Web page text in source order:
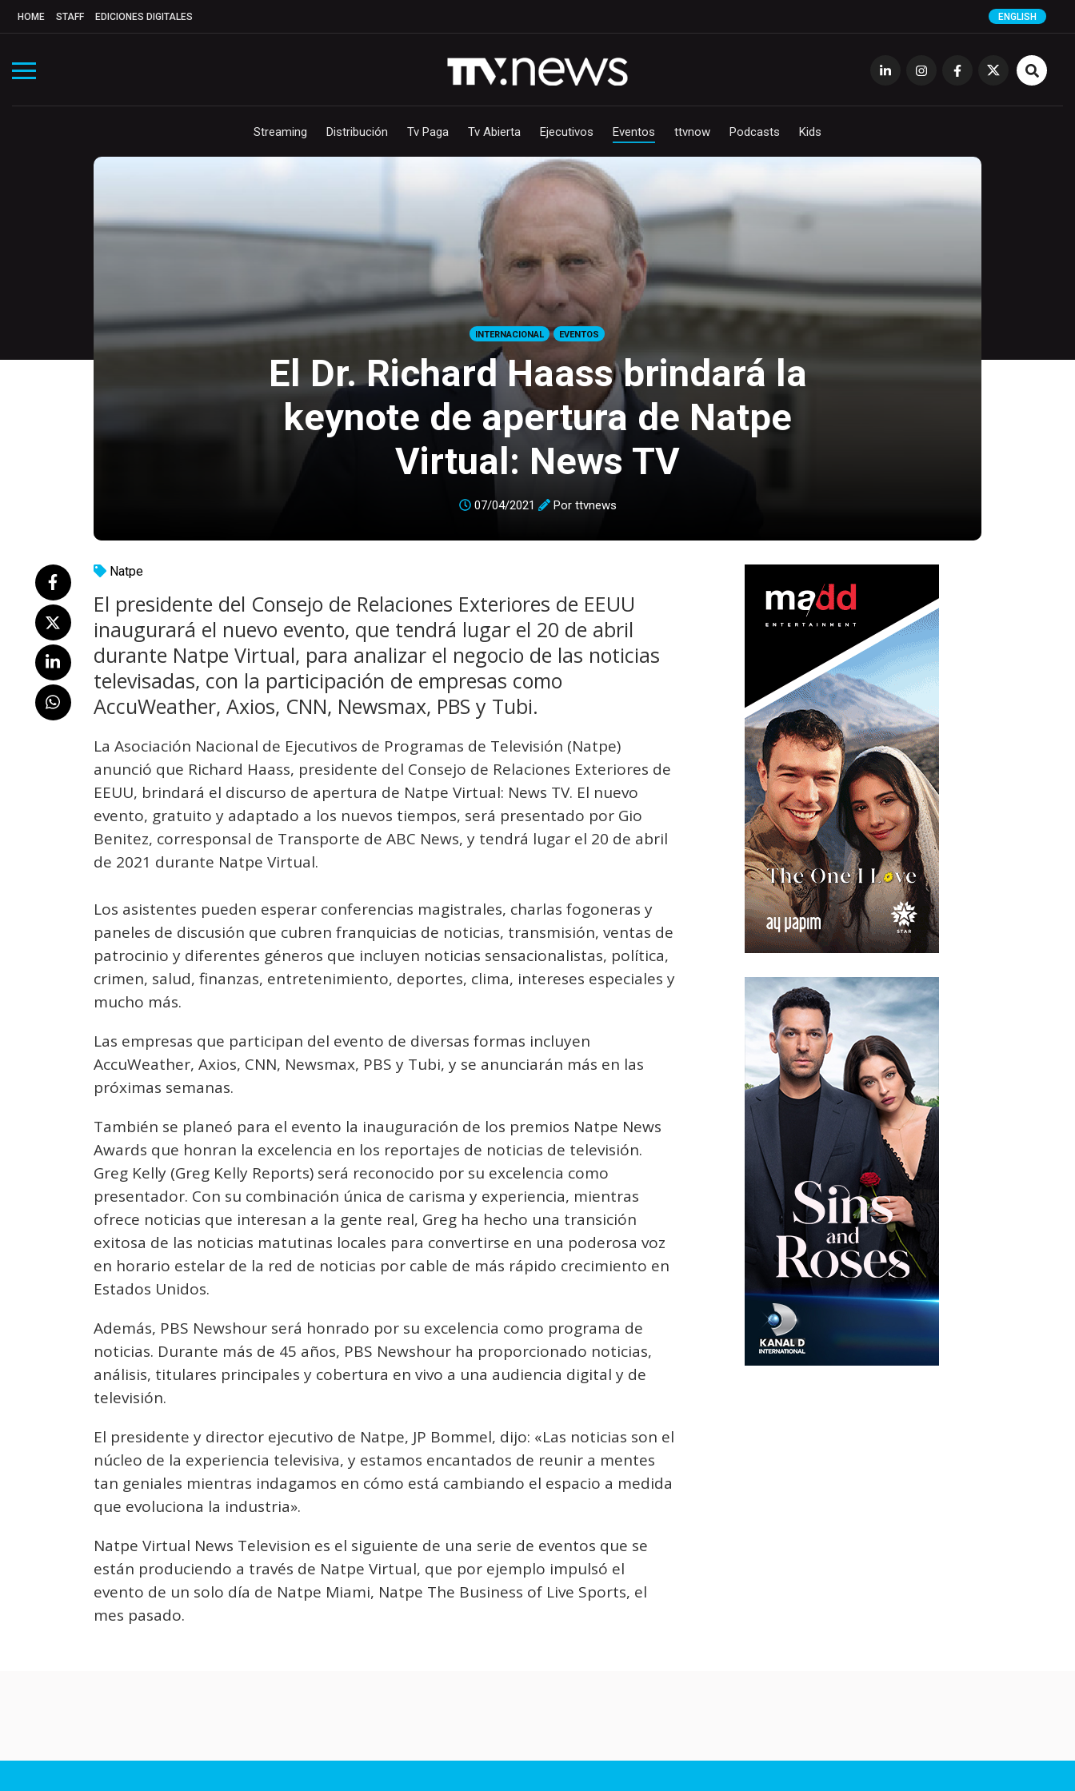
HOME STAFF EDICIONES DIGITALES ENGLISH
Streaming Distribución Tv Paga Tv Abierta Ejecutivos Eventos ttvnow Podcasts Kids
INTERNACIONAL EVENTOS
El Dr. Richard Haass brindará la
keynote de apertura de Natpe
Virtual: News TV
07/04/2021 Por ttvnews
Natpe
El presidente del Consejo de Relaciones Exteriores de EEUU
inaugurará el nuevo evento, que tendrá lugar el 20 de abril
durante Natpe Virtual, para analizar el negocio de las noticias
televisadas, con la participación de empresas como
AccuWeather, Axios, CNN, Newsmax, PBS y Tubi.
La Asociación Nacional de Ejecutivos de Programas de Televisión (Natpe)
anunció que Richard Haass, presidente del Consejo de Relaciones Exteriores de
EEUU, brindará el discurso de apertura de Natpe Virtual: News TV. El nuevo
evento, gratuito y adaptado a los nuevos tiempos, será presentado por Gio
Benitez, corresponsal de Transporte de ABC News, y tendrá lugar el 20 de abril
de 2021 durante Natpe Virtual.
Los asistentes pueden esperar conferencias magistrales, charlas fogoneras y
paneles de discusión que cubren franquicias de noticias, transmisión, ventas de
patrocinio y diferentes géneros que incluyen noticias sensacionalistas, política,
crimen, salud, finanzas, entretenimiento, deportes, clima, intereses especiales y
mucho más.
Las empresas que participan del evento de diversas formas incluyen
AccuWeather, Axios, CNN, Newsmax, PBS y Tubi, y se anunciarán más en las
próximas semanas.
También se planeó para el evento la inauguración de los premios Natpe News
Awards que honran la excelencia en los reportajes de noticias de televisión.
Greg Kelly (Greg Kelly Reports) será reconocido por su excelencia como
presentador. Con su combinación única de carisma y experiencia, mientras
ofrece noticias que interesan a la gente real, Greg ha hecho una transición
exitosa de las noticias matutinas locales para convertirse en una poderosa voz
en horario estelar de la red de noticias por cable de más rápido crecimiento en
Estados Unidos.
Además, PBS Newshour será honrado por su excelencia como programa de
noticias. Durante más de 45 años, PBS Newshour ha proporcionado noticias,
análisis, titulares principales y cobertura en vivo a una audiencia digital y de
televisión.
El presidente y director ejecutivo de Natpe, JP Bommel, dijo: «Las noticias son el
núcleo de la experiencia televisiva, y estamos encantados de reunir a mentes
tan geniales mientras indagamos en cómo está cambiando el espacio a medida
que evoluciona la industria».
Natpe Virtual News Television es el siguiente de una serie de eventos que se
están produciendo a través de Natpe Virtual, que por ejemplo impulsó el
evento de un solo día de Natpe Miami, Natpe The Business of Live Sports, el
mes pasado.